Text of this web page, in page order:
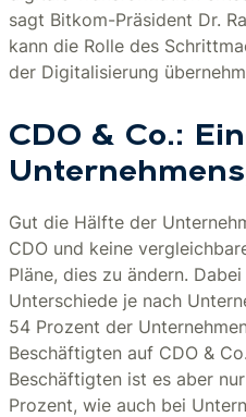
sagt Bitkom-Präsident Dr.
kann die Rolle des
der Digitalisierung
CDO & Co.:
Gut die Hälfte der
CDO und keine
Pläne, dies zu ändern.
Unterschiede je nach
54 Prozent der
Beschäftigten auf CDO &
Beschäftigten ist es aber
Prozent, wie auch bei